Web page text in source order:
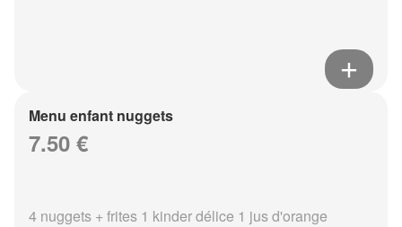
Menu enfant nuggets
7.50 €
4 nuggets + frites 1 kinder délice 1 jus d'orange